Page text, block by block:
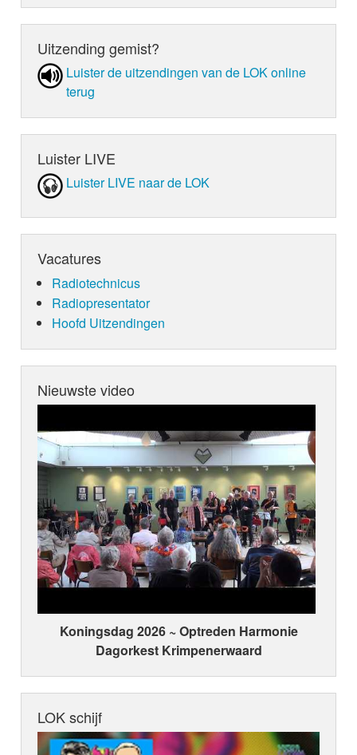
Uitzending gemist?
Luister de uit­zen­din­gen van de LOK online
terug
Luister LIVE
Luister LIVE naar de LOK
Vacatures
Radiotechnicus
Radiopresentator
Hoofd Uitzendingen
Nieuwste video
Koningsdag 2026 ~ Optreden Harmonie
Dagorkest Krimpenerwaard
LOK schijf